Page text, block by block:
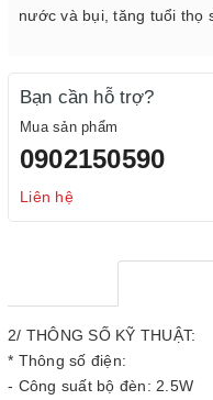
nước và bụi, tăng tuổi thọ
Bạn cần hỗ trợ?
Mua sản phẩm
0902150590
Liên hệ
2/ THÔNG SỐ KỸ THUẬT:
* Thông số điện:
- Công suất bộ đèn: 2.5W